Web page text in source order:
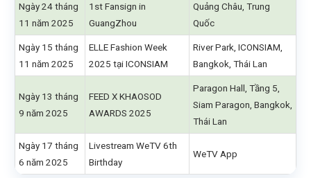
Ngày 24 tháng
11 năm 2025
1st Fansign in
GuangZhou
Quảng Châu, Trung
Quốc
Ngày 15 tháng
11 năm 2025
ELLE Fashion Week
2025 tại ICONSIAM
River Park, ICONSIAM,
Bangkok, Thái Lan
Ngày 13 tháng
9 năm 2025
FEED X KHAOSOD
AWARDS 2025
Paragon Hall, Tầng 5,
Siam Paragon, Bangkok,
Thái Lan
Ngày 17 tháng
6 năm 2025
Livestream WeTV 6th
Birthday
WeTV App